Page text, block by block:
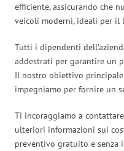
efficiente, assicurando che
veicoli moderni, ideali per il
Tutti i dipendenti
addestrati per garantire un
Il nostro obiettivo
impegniamo per fornire un
Ti incoraggiamo a
ulteriori informazioni sui
preventivo gratuito e senza